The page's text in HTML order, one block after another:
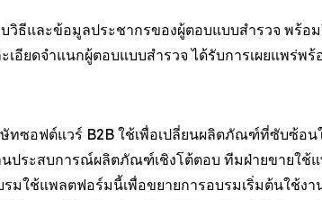
บวิธีและข้อมูลประชากรของผู้ตอบแบบสำรวจ พร้
อียดจำแนกผู้ตอบแบบสำรวจ ได้รับการเผยแพร่พ
ซอฟต์แวร์ B2B ใช้เพื่อเปลี่ยนผลิตภัณฑ์ที่ซับซ้อ
ประสบการณ์ผลิตภัณฑ์เชิงโต้ตอบ ทีมฝ่ายขายใช้
ใช้แพลตฟอร์มนี้เพื่อขยายการอบรมเริ่มต้นใช้ง